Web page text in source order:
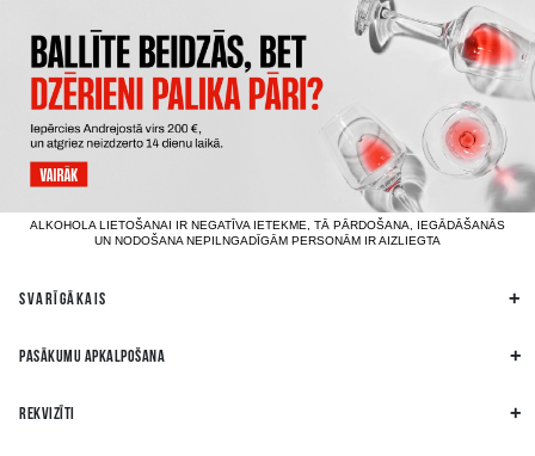
ALKOHOLA LIETOŠANAI IR NEGATĪVA IETEKME, TĀ PĀRDOŠANA, IEGĀDĀŠANĀS
UN NODOŠANA NEPILNGADĪGĀM PERSONĀM IR AIZLIEGTA
SVARĪGĀKAIS
PASĀKUMU APKALPOŠANA
REKVIZĪTI